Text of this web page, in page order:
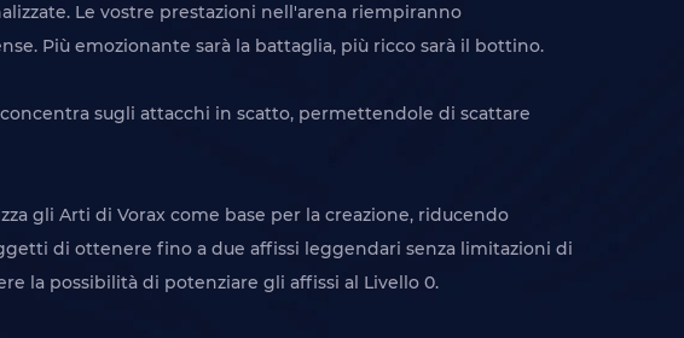
Le vostre prestazioni nell'arena riempiranno
Più emozionante sarà la battaglia, più ricco sarà il bottino.
sugli attacchi in scatto, permettendole di scattare
gli Arti di Vorax come base per la creazione, riducendo
di ottenere fino a due affissi leggendari senza limitazioni di
la possibilità di potenziare gli affissi al Livello 0.